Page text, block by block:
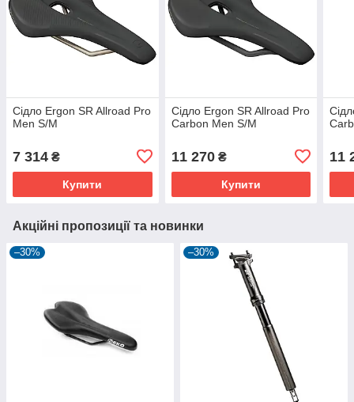
Сідло Ergon SR Allroad Pro
Men S/M
7 314 ₴
Купити
Сідло Ergon SR Allroad Pro
Carbon Men S/M
11 270₴
Купити
11
Акційні пропозиції та новинки
–30% –30%